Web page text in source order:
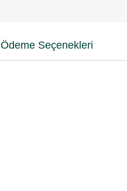
Ödeme Seçenekleri